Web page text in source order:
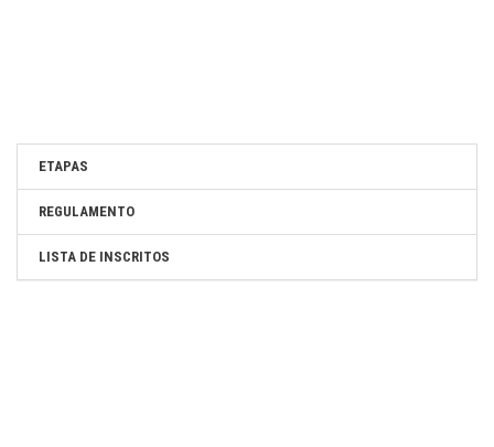
ETAPAS
REGULAMENTO
LISTA DE INSCRITOS